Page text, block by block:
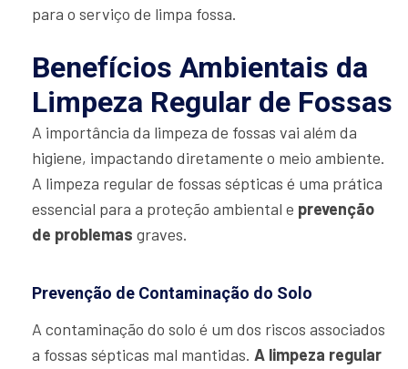
para o serviço de limpa fossa.
Benefícios Ambientais da
Limpeza Regular de Fossas
A importância da limpeza de fossas vai além da
higiene, impactando diretamente o meio ambiente.
A limpeza regular de fossas sépticas é uma prática
essencial para a proteção ambiental e prevenção
de problemas graves.
Prevenção de Contaminação do Solo
A contaminação do solo é um dos riscos associados
a fossas sépticas mal mantidas. A limpeza regular